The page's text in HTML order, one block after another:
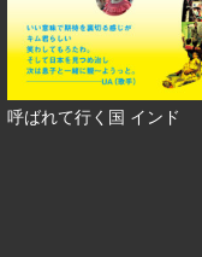
呼ばれて行く国 インド